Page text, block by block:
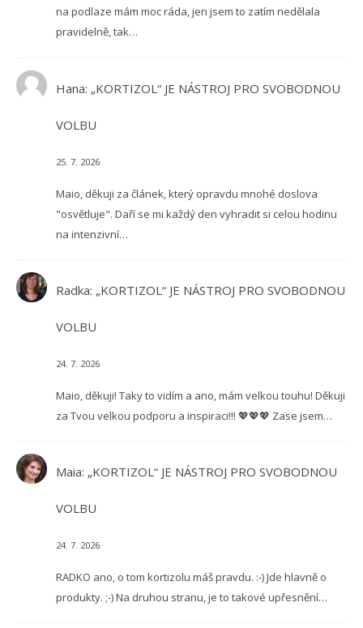
na podlaze mám moc ráda, jen jsem to zatím nedělala
pravidelně, tak…
Hana: „KORTIZOL“ JE NÁSTROJ PRO SVOBODNOU
VOLBU
25. 7. 2026
Maio, děkuji za článek, který opravdu mnohé doslova
"osvětluje". Daří se mi každý den vyhradit si celou hodinu
na intenzivní…
Radka: „KORTIZOL“ JE NÁSTROJ PRO SVOBODNOU
VOLBU
24. 7. 2026
Maio, děkuji! Taky to vidím a ano, mám velkou touhu! Děkuji
za Tvou velkou podporu a inspiraci!!! 💖💖💖 Zase jsem…
Maia: „KORTIZOL“ JE NÁSTROJ PRO SVOBODNOU
VOLBU
24. 7. 2026
RADKO ano, o tom kortizolu máš pravdu. :-) Jde hlavně o
produkty. ;-) Na druhou stranu, je to takové upřesnění…